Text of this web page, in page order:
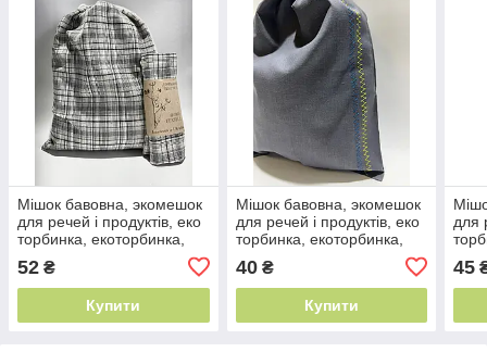
Мішок бавовна, экомешок
для речей і продуктів, еко
торбинка, екоторбинка,
мішок для іграшок, торба
52 ₴
Купити
Мішок бавовна, экомешок
для речей і продуктів, еко
торбинка, екоторбинка,
мішок для іграшок, торба
40₴
Купити
для
45